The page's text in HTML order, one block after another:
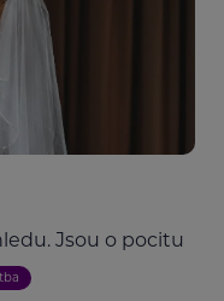
Jsou o pocitu